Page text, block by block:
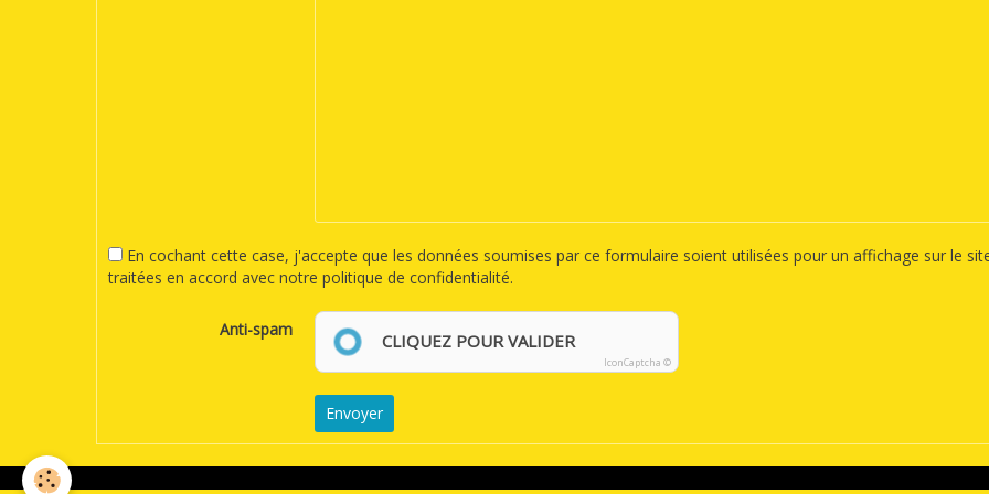
En cochant cette case, j'accepte que les données soumises par ce formulaire soient utilisées pour un affichage sur le
traitées en accord avec notre politique de confidentialité.
Anti-spam
CLIQUEZ POUR VALIDER
IconCaptcha ©
Envoyer